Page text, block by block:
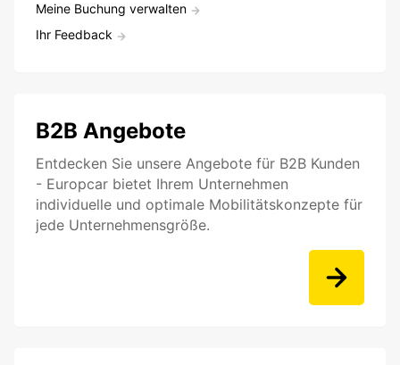
Meine Buchung verwalten
Ihr Feedback
B2B Angebote
Entdecken Sie unsere Angebote für B2B Kunden
- Europcar bietet Ihrem Unternehmen
individuelle und optimale Mobilitätskonzepte für
jede Unternehmensgröße.